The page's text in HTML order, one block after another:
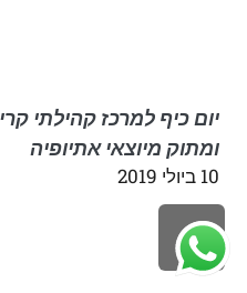
יום כיף למרכז קהילתי
ומתוק מיוצאי אתיופיה
10 ביולי 2019